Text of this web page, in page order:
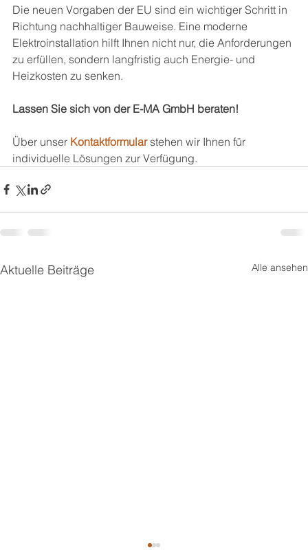
Die neuen Vorgaben der EU sind ein wichtiger Schritt in
Richtung nachhaltiger Bauweise. Eine moderne
Elektroinstallation hilft Ihnen nicht nur, die Anforderungen
zu erfüllen, sondern langfristig auch Energie- und
Heizkosten zu senken.
Lassen Sie sich von der E-MA GmbH beraten!
Über unser Kontaktformular stehen wir Ihnen für
individuelle Lösungen zur Verfügung.
Aktuelle Beiträge Alle ansehen